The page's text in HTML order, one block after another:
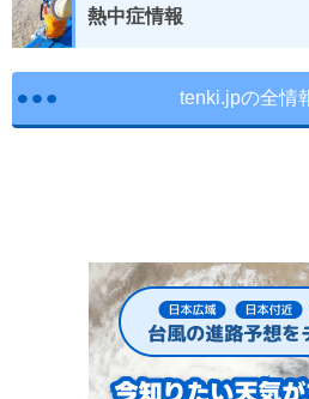
熱中症情報
tenki.jpの全情